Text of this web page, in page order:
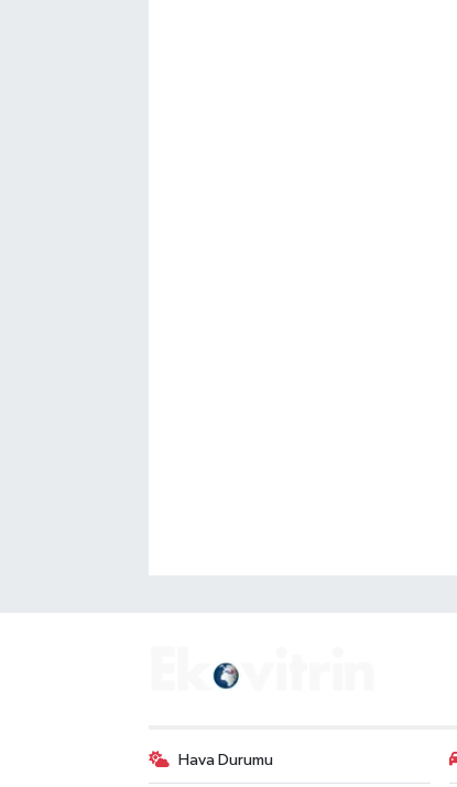
Hava Durumu